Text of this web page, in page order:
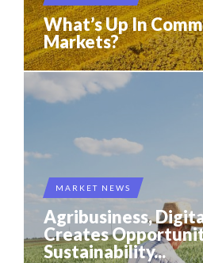
What’s Up In
Markets?
MARKET NEWS
Agribusiness,
Creates
Sustainability...